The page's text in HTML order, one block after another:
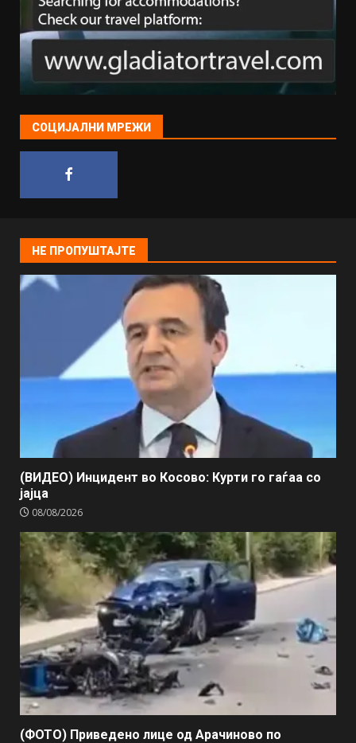
СОЦИЈАЛНИ МРЕЖИ
НЕ ПРОПУШТАЈТЕ
(ВИДЕО) Инцидент во Косово: Курти го гаѓаа со
јајца
08/08/2026
(ФОТО) Приведено лице од Арачиново по